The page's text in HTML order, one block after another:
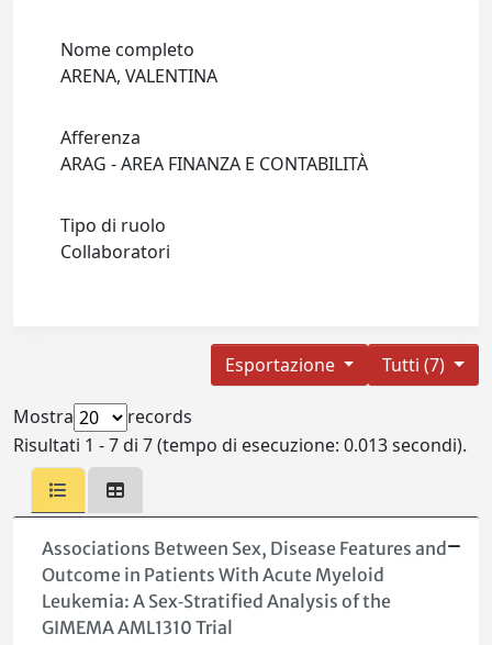
Nome completo
ARENA, VALENTINA
Afferenza
ARAG - AREA FINANZA E CONTABILITÀ
Tipo di ruolo
Collaboratori
Tutti (7)
Esportazione
Mostra
records
Risultati 1 - 7 di 7 (tempo di esecuzione: 0.013 secondi).
Associations Between Sex, Disease Features and
Outcome in Patients With Acute Myeloid
Leukemia: A Sex‐Stratified Analysis of the
GIMEMA AML1310 Trial